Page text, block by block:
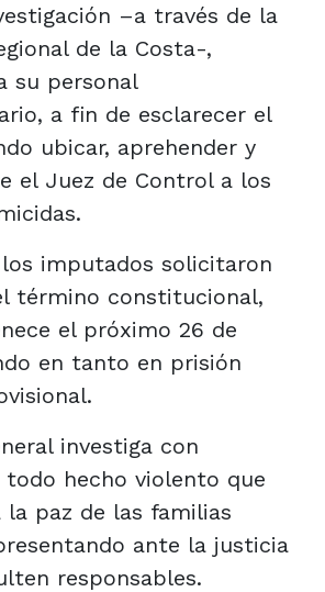
–a través de la
de la Costa-,
su personal
a fin de esclarecer el
ubicar, aprehender y
el Juez de Control a los
los imputados solicitaron
término constitucional,
el próximo 26 de
en tanto en prisión
investiga con
todo hecho violento que
paz de las familias
ante la justicia
responsables.